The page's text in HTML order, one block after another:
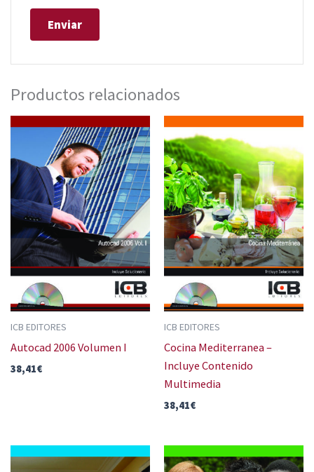
Productos relacionados
ICB EDITORES
Autocad 2006 Volumen I
38,41€
ICB EDITORES
Cocina Mediterranea –
Incluye Contenido
Multimedia
38,41€